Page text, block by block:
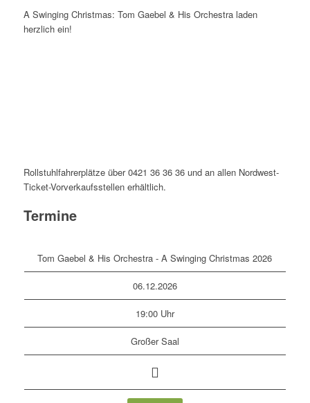
A Swinging Christmas: Tom Gaebel & His Orchestra laden
herzlich ein!
Rollstuhlfahrerplätze über 0421 36 36 36 und an allen Nordwest-
Ticket-Vorverkaufsstellen erhältlich.
Termine
Tom Gaebel & His Orchestra - A Swinging Christmas 2026
06.12.2026
19:00 Uhr
Großer Saal